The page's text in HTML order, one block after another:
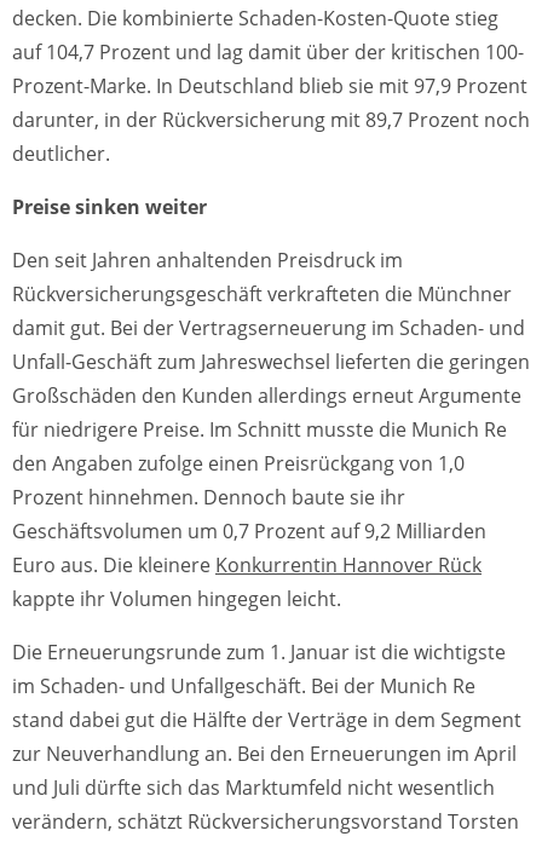
decken. Die kombinierte Schaden-Kosten-Quote stieg
auf 104,7 Prozent und lag damit über der kritischen 100-
Prozent-Marke. In Deutschland blieb sie mit 97,9 Prozent
darunter, in der Rückversicherung mit 89,7 Prozent noch
deutlicher.
Preise sinken weiter
Den seit Jahren anhaltenden Preisdruck im
Rückversicherungsgeschäft verkrafteten die Münchner
damit gut. Bei der Vertragserneuerung im Schaden- und
Unfall-Geschäft zum Jahreswechsel lieferten die geringen
Großschäden den Kunden allerdings erneut Argumente
für niedrigere Preise. Im Schnitt musste die Munich Re
den Angaben zufolge einen Preisrückgang von 1,0
Prozent hinnehmen. Dennoch baute sie ihr
Geschäftsvolumen um 0,7 Prozent auf 9,2 Milliarden
Euro aus. Die kleinere Konkurrentin Hannover Rück
kappte ihr Volumen hingegen leicht.
Die Erneuerungsrunde zum 1. Januar ist die wichtigste
im Schaden- und Unfallgeschäft. Bei der Munich Re
stand dabei gut die Hälfte der Verträge in dem Segment
zur Neuverhandlung an. Bei den Erneuerungen im April
und Juli dürfte sich das Marktumfeld nicht wesentlich
verändern, schätzt Rückversicherungsvorstand Torsten